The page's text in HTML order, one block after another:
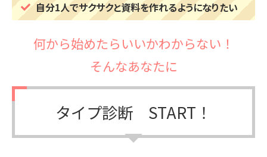
自分1人でサクサクと資料を作れるようになりたい
何から始めたらいいかわからない！
そんなあなたに
タイプ診断 START！